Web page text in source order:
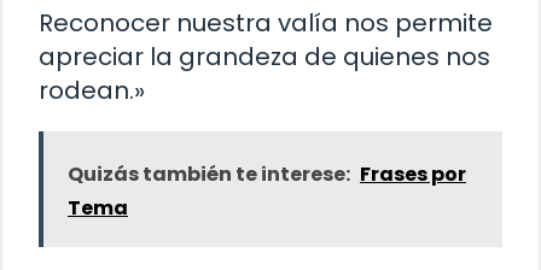
Reconocer nuestra valía nos permite
apreciar la grandeza de quienes nos
rodean.»
Quizás también te interese: Frases por
Tema